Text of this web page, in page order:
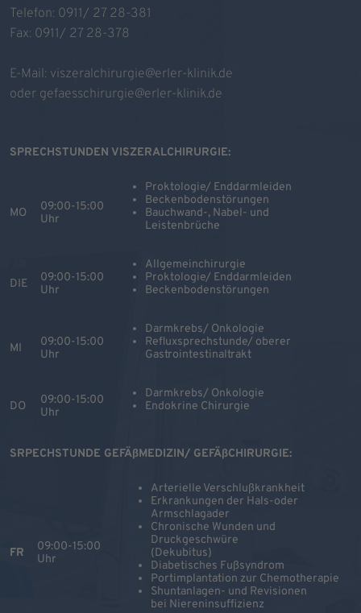
Telefon: 0911/ 27 28-381
Fax: 0911/ 27 28-378
E-Mail: viszeralchirurgie@erler-klinik.de
oder gefaesschirurgie@erler-klinik.de
SPRECHSTUNDEN VISZERALCHIRURGIE:
MO
09:00-15:00
Uhr
Proktologie/ Enddarmleiden
Beckenbodenstörungen
Bauchwand-, Nabel- und
Leistenbrüche
DIE
09:00-15:00
Uhr
Allgemeinchirurgie
Proktologie/ Enddarmleiden
Beckenbodenstörungen
MI
09:00-15:00
Uhr
Darmkrebs/ Onkologie
Refluxsprechstunde/ oberer
Gastrointestinaltrakt
DO
09:00-15:00
Uhr
Darmkrebs/ Onkologie
Endokrine Chirurgie
SRPECHSTUNDE GEFÄßMEDIZIN/ GEFÄßCHIRURGIE:
FR
09:00-15:00
Uhr
Arterielle Verschlußkrankheit
Erkrankungen der Hals-oder
Armschlagader
Chronische Wunden und
Druckgeschwüre
(Dekubitus)
Diabetisches Fußsyndrom
Portimplantation zur Chemotherapie
Shuntanlagen- und Revisionen
bei Niereninsuffizienz